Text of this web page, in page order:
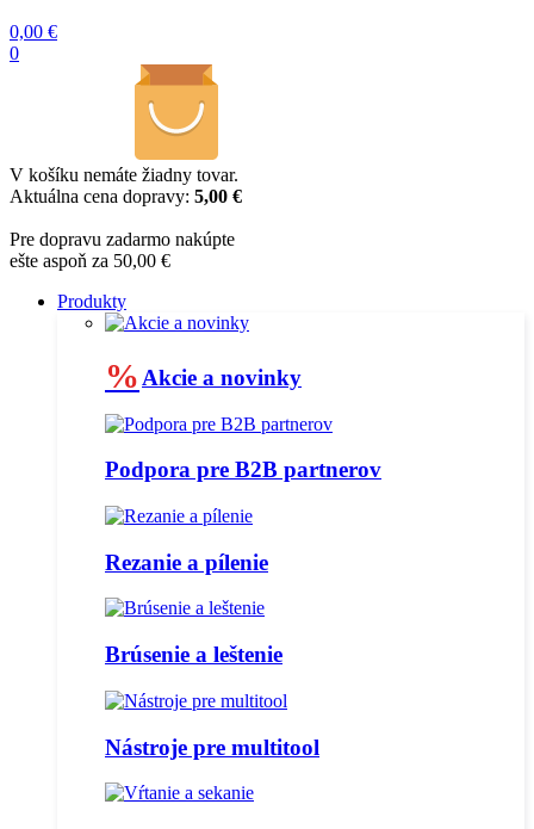
0,00 €
0
V košíku nemáte žiadny tovar.
Aktuálna cena dopravy: 5,00 €
Pre dopravu zadarmo nakúpte
ešte aspoň za 50,00 €
Produkty
% Akcie a novinky
Podpora pre B2B partnerov
Rezanie a pílenie
Brúsenie a leštenie
Nástroje pre multitool